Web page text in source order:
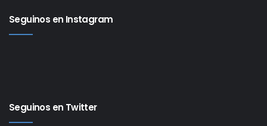
Seguinos en Instagram
Seguinos en Twitter